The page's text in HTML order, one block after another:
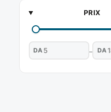
PRIX
DA – DA